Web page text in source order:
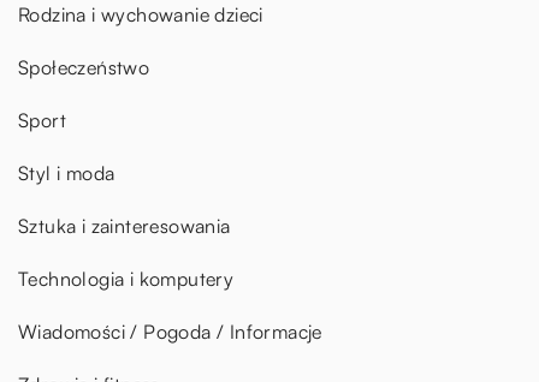
Rodzina i wychowanie dzieci
Społeczeństwo
Sport
Styl i moda
Sztuka i zainteresowania
Technologia i komputery
Wiadomości / Pogoda / Informacje